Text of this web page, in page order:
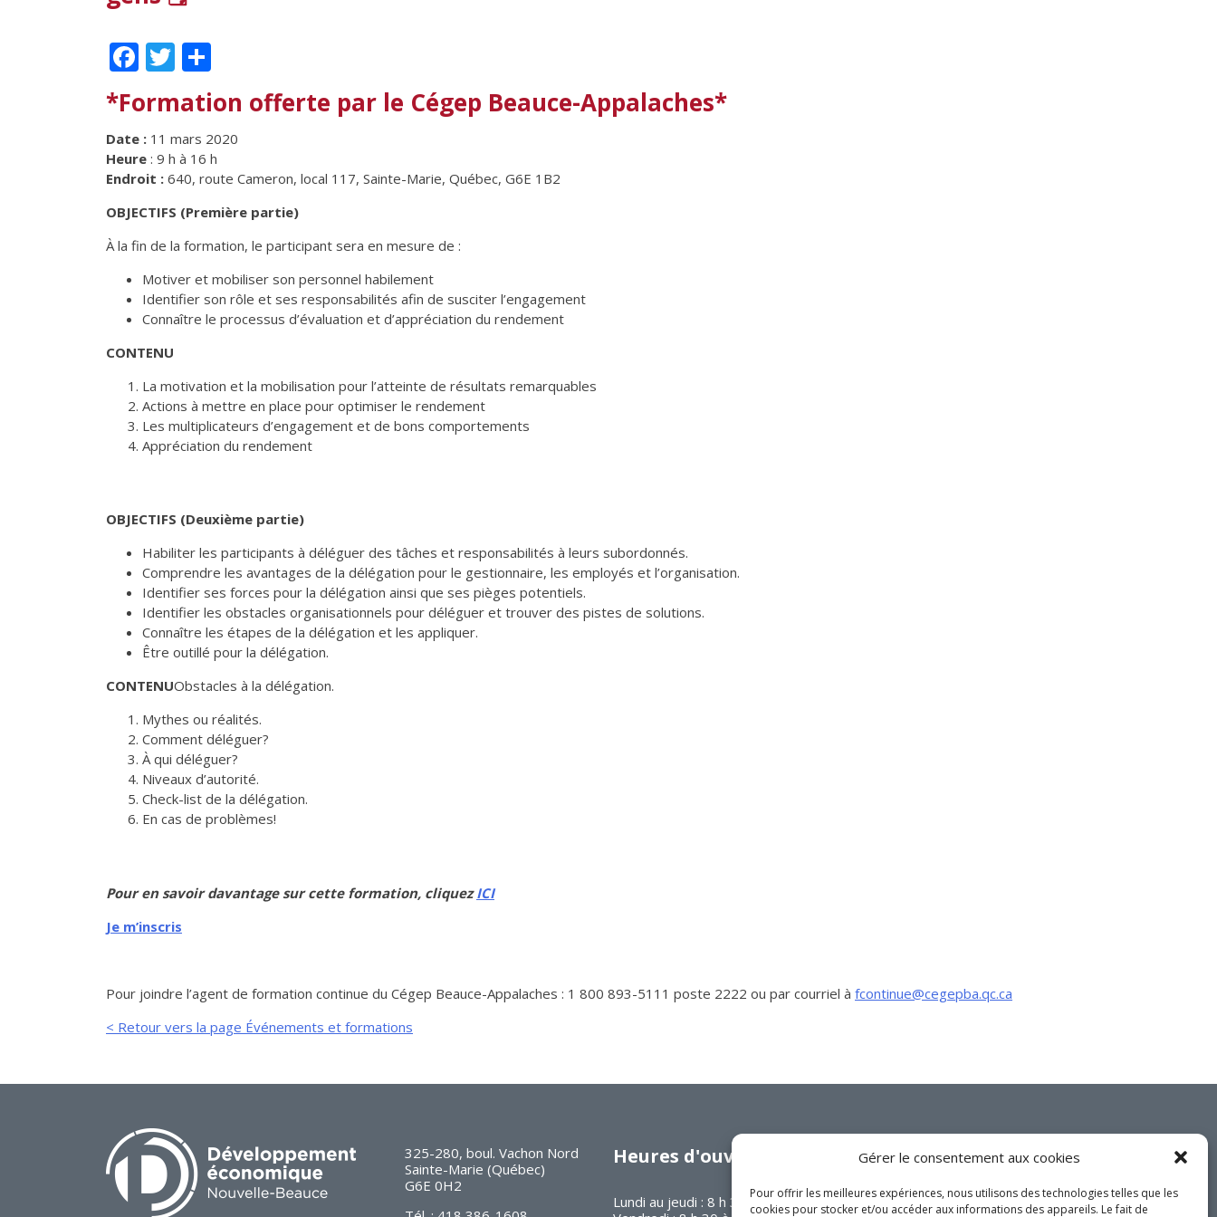
Gérer le consentement aux cookies
Pour offrir les meilleures expériences, nous utilisons des technologies telles que les
cookies pour stocker et/ou accéder aux informations des appareils. Le fait de
TARIFS AMÉRICAINS
Aide financière
Créavenir
Facebook
Twitter
*Formation offerte par le Cégep Beauce-Appalaches*
Date : 11 mars 2020
Heure : 9 h à 16 h
Endroit : 640, route Cameron, local 117, Sainte-Marie, Québec, G6E 1B2
OBJECTIFS (Première partie)
À la fin de la formation, le participant sera en mesure de :
Motiver et mobiliser son personnel habilement
Identifier son rôle et ses responsabilités afin de susciter l’engagement
Connaître le processus d’évaluation et d’appréciation du rendement
CONTENU
La motivation et la mobilisation pour l’atteinte de résultats remarquables
Actions à mettre en place pour optimiser le rendement
Les multiplicateurs d’engagement et de bons comportements
Appréciation du rendement
OBJECTIFS (Deuxième partie)
Habiliter les participants à déléguer des tâches et responsabilités à leurs subordonnés.
Comprendre les avantages de la délégation pour le gestionnaire, les employés et l’organisation.
Identifier ses forces pour la délégation ainsi que ses pièges potentiels.
Identifier les obstacles organisationnels pour déléguer et trouver des pistes de solutions.
Connaître les étapes de la délégation et les appliquer.
Être outillé pour la délégation.
CONTENUObstacles à la délégation.
Mythes ou réalités.
Comment déléguer?
À qui déléguer?
Niveaux d’autorité.
Check-list de la délégation.
En cas de problèmes!
Pour en savoir davantage sur cette formation, cliquezICI
Je m’inscris
Pour joindre l’agent de formation continue du Cégep Beauce-Appalaches : 1 800 893-5111 poste 2222 ou par courriel à fcontinue@cegepba.qc.ca
< Retour vers la page Événements et formations
325-280, boul. Vachon Nord
Sainte-Marie (Québec)
G6E 0H2
Heures d'ouverture
Lundi au jeudi : 8 h 30 à 16 h 30
Joignez-vous à nous
sociaux!